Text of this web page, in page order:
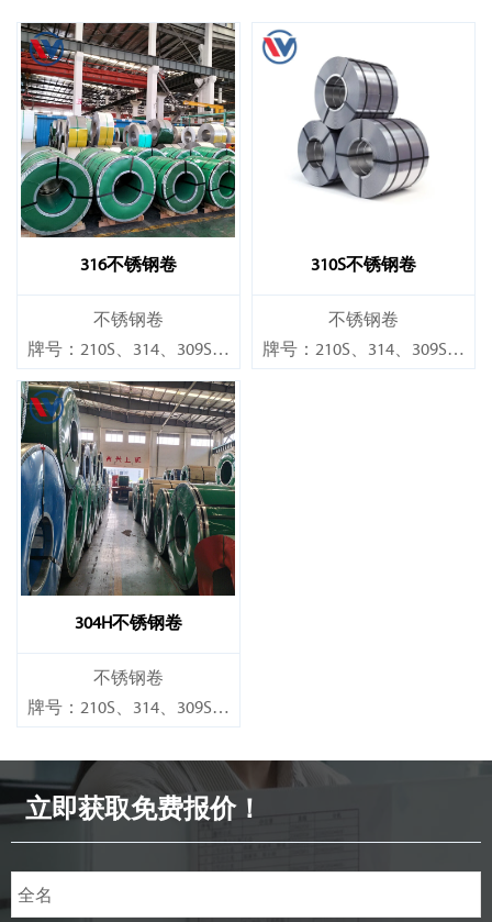
316不锈钢卷
不锈钢卷
牌号：210S、314、309S、
304、304L、316L、321、
410、420、430、904等
规格
厚度：0.1mm - 150mm
310S不锈钢卷
不锈钢卷
牌号：210S、314、309S、
304H不锈钢卷
不锈钢卷
牌号：210S、314、309S、
410、420、430、904等
立即获取免费报价！